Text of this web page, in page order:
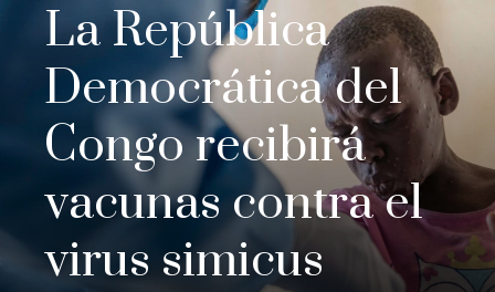
La República
Democrática del
Congo recibirá
vacunas contra el
virus simicus